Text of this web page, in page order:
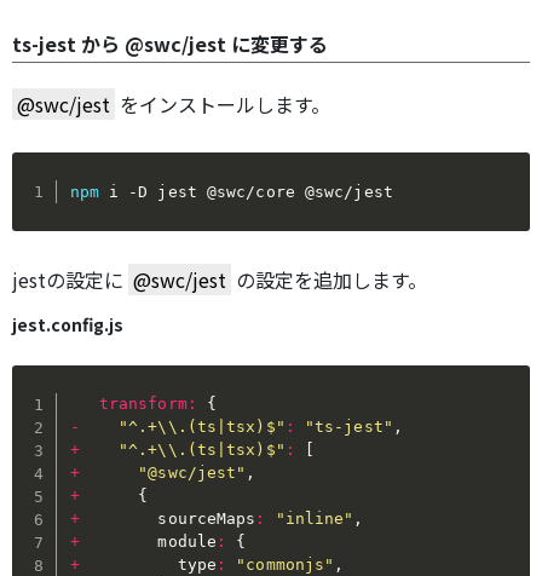
ts-jest から @swc/jest に変更する
@swc/jest をインストールします。
npm i -D jest @swc/core @swc/jest
jestの設定に @swc/jest の設定を追加します。
jest.config.js
transform:
{
-
"^.+\\.(ts|tsx)$" : "ts-jest" ,
+
"^.+\\.(ts|tsx)$" :
+
"@swc/jest" ,
+
{
+
        sourceMaps
: "inline" ,
+
        module
:
{
+
          type
: "commonjs" ,